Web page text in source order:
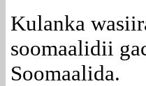
Kulanka
soomaalidii
Soomaalida.